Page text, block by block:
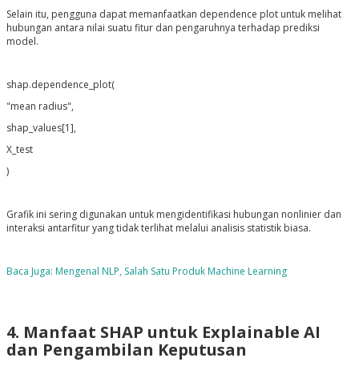
Selain itu, pengguna dapat memanfaatkan dependence plot untuk melihat
hubungan antara nilai suatu fitur dan pengaruhnya terhadap prediksi
model.
shap.dependence_plot(
"mean radius",
shap_values[1],
X_test
)
Grafik ini sering digunakan untuk mengidentifikasi hubungan nonlinier dan
interaksi antarfitur yang tidak terlihat melalui analisis statistik biasa.
Baca Juga: Mengenal NLP, Salah Satu Produk Machine Learning
4. Manfaat SHAP untuk Explainable AI
dan Pengambilan Keputusan